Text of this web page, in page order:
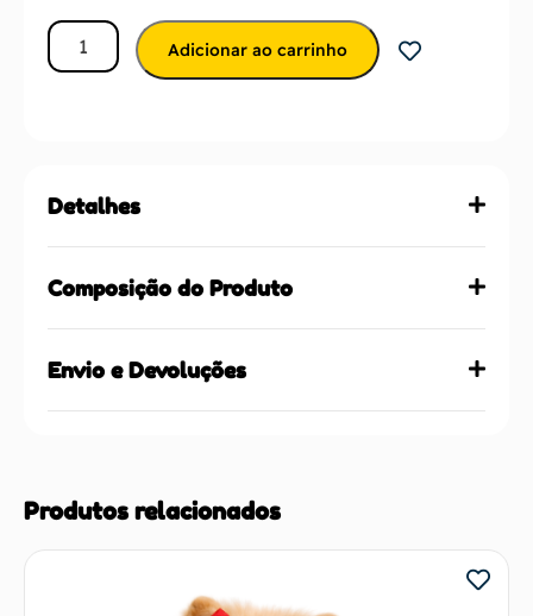
Adicionar ao carrinho
Detalhes
Composição do Produto
Envio e Devoluções
Produtos relacionados